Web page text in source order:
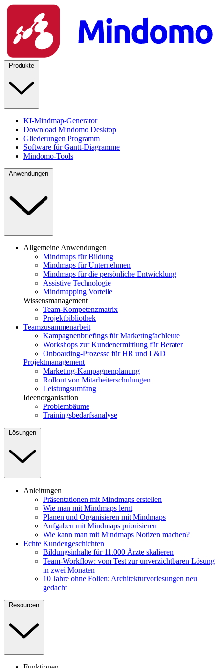
Produkte
KI-Mindmap-Generator
Download Mindomo Desktop
Gliederungen Programm
Software für Gantt-Diagramme
Mindomo-Tools
Anwendungen
Allgemeine Anwendungen
Mindmaps für Bildung
Mindmaps für Unternehmen
Mindmaps für die persönliche Entwicklung
Assistive Technologie
Mindmapping Vorteile
Wissensmanagement
Team-Kompetenzmatrix
Projektbibliothek
Teamzusammenarbeit
Kampagnenbriefings für Marketingfachleute
Workshops zur Kundenermittlung für Berater
Onboarding-Prozesse für HR und L&D
Projektmanagement
Marketing-Kampagnenplanung
Rollout von Mitarbeiterschulungen
Leistungsumfang
Ideenorganisation
Problembäume
Trainingsbedarfsanalyse
Lösungen
Anleitungen
Präsentationen mit Mindmaps erstellen
Wie man mit Mindmaps lernt
Planen und Organisieren mit Mindmaps
Aufgaben mit Mindmaps priorisieren
Wie kann man mit Mindmaps Notizen machen?
Echte Kundengeschichten
Bildungsinhalte für 11.000 Ärzte skalieren
Team-Workflow: vom Test zur unverzichtbaren Lösung
in zwei Monaten
10 Jahre ohne Folien: Architekturvorlesungen neu
gedacht
Resourcen